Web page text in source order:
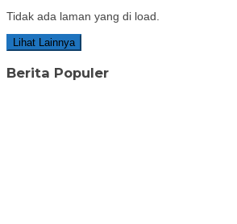
Tidak ada laman yang di load.
Lihat Lainnya
Berita Populer